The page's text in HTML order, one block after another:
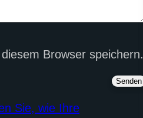
Browser speichern.
Sie, wie Ihre